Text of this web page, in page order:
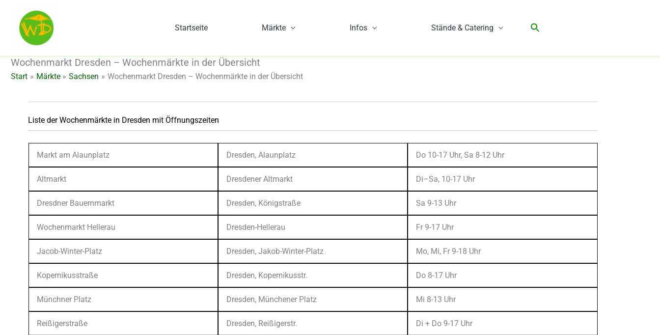
springen
Startseite Märkte Infos Stände & Catering
Wochenmarkt Dresden – Wochenmärkte in der Übersicht
Start Märkte Sachsen Wochenmarkt Dresden – Wochenmärkte in der Übersicht
Liste der Wochenmärkte in Dresden mit Öffnungszeiten
Markt am Alaunplatz Dresden, Alaunplatz Do 10-17 Uhr, Sa 8-12 Uhr
Altmarkt Dresdener Altmarkt Di–Sa, 10-17 Uhr
Dresdner Bauernmarkt Dresden, Königstraße Sa 9-13 Uhr
Wochenmarkt Hellerau Dresden-Hellerau Fr 9-17 Uhr
Jacob-Winter-Platz Dresden, Jakob-Winter-Platz Mo, Mi, Fr 9-18 Uhr
Kopernikusstraße Dresden, Kopernikusstr. Do 8-17 Uhr
Münchner Platz Dresden, Münchener Platz Mi 8-13 Uhr
Reißigerstraße Dresden, Reißigerstr. Di + Do 9-17 Uhr